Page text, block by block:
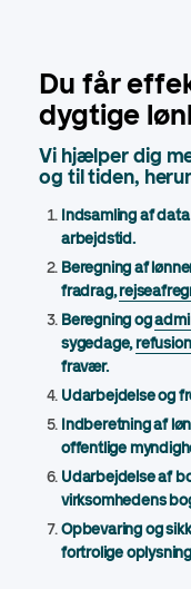
Du får
dygtige
Vi hjælper dig
og til tiden,
Indsamling af
arbejdstid.
Beregning af
fradrag,
Beregning og
sygedage,
fravær.
Udarbejdelse og
Indberetning af
offentlige
Udarbejdelse af
virksomhedens
Opbevaring og
fortrolige